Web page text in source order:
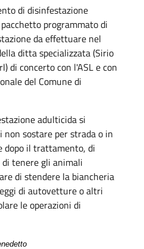
di disinfestazione
programmato di
da effettuare nel
ditta specializzata (Sirio
di concerto con l'ASL e con
del Comune di
adulticida si
sostare per strada o in
dopo il trattamento, di
tenere gli animali
di stendere la biancheria
di autovetture o altri
le operazioni di